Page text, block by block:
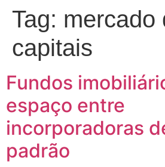
Tag: mercado
capitais
Fundos
espaço entre
incorporadoras
padrão